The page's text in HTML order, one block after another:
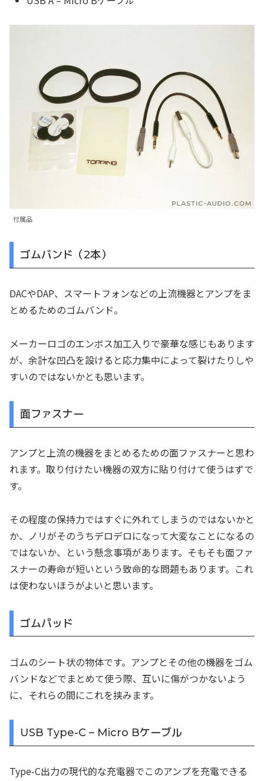
付属品
ゴムバンド（2本）
DACやDAP、スマートフォンなどの上流機器とアンプをま
とめるためのゴムバンド。
メーカーロゴのエンボス加工入りで豪華な感じもあります
が、余計な凹凸を設けると応力集中によって裂けたりしや
すいのではないかとも思います。
面ファスナー
アンプと上流の機器をまとめるための面ファスナーと思わ
れます。取り付けたい機器の双方に貼り付けて使うはずで
す。
その程度の保持力ではすぐに外れてしまうのではないかと
か、ノリがそのうちデロデロになって大変なことになるの
ではないか、という懸念事項があります。そもそも面ファ
スナーの寿命が短いという致命的な問題もあります。これ
は使わないほうがよいと思います。
ゴムパッド
ゴムのシート状の物体です。アンプとその他の機器をゴム
バンドなどでまとめて使う際、互いに傷がつかないよう
に、それらの間にこれを挟みます。
USB Type-C – Micro Bケーブル
Type-C出力の現代的な充電器でこのアンプを充電できる